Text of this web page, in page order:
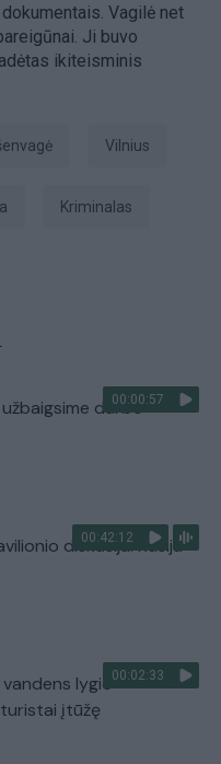
Vagilė net
Ji buvo
ikiteisminis
Vilnius
kriminalas
00:00:57
darbo
00:42:12
diskusija: Rusija
00:02:33
lygio –
įtūžę